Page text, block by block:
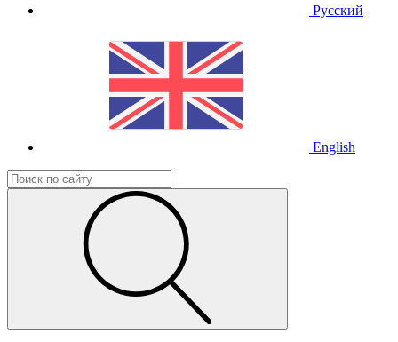
Русский
English